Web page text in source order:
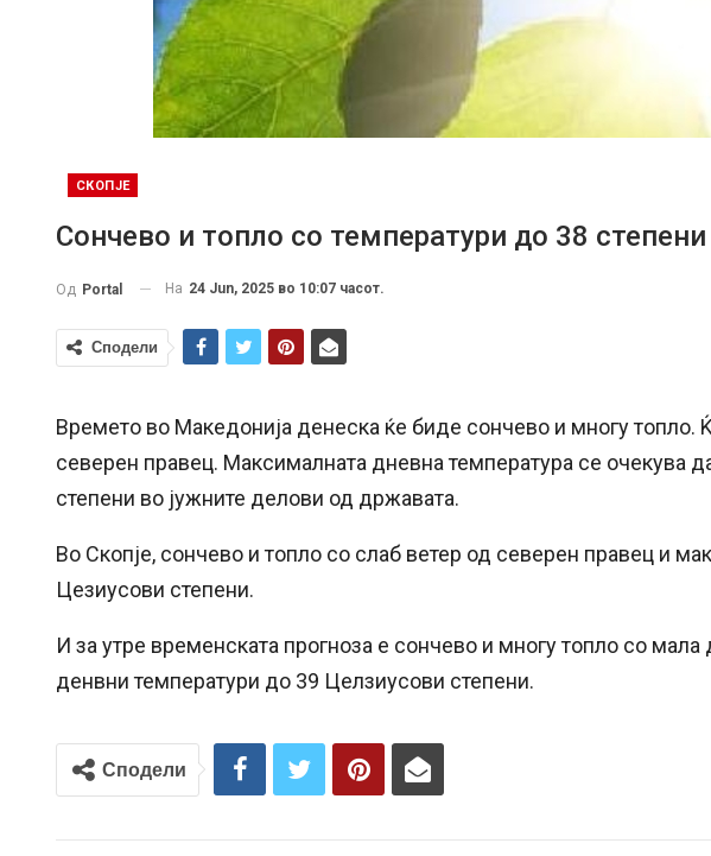
СКОПЈЕ
Сончево и топло со температури до 38 степени
Од Portal На 24 Jun, 2025 во 10:07 часот.
Сподели
Времето во Македонија денеска ќе биде сончево и многу топло.
северен правец. Максималната дневна температура се очекува
степени во јужните делови од државата.
Во Скопје, сончево и топло со слаб ветер од северен правец и
Цезиусови степени.
И за утре временската прогноза е сончево и многу топло со
денвни температури до 39 Целзиусови степени.
Сподели